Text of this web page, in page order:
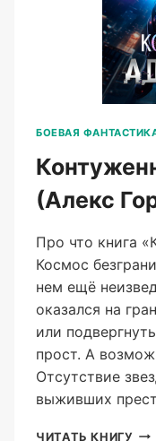
БОЕВАЯ
(Алекс
Про что книга
Космос
нем ещё
оказался на
или
прост. А
Отсутствие
выживших
ЧИТАТЬ КНИГУ